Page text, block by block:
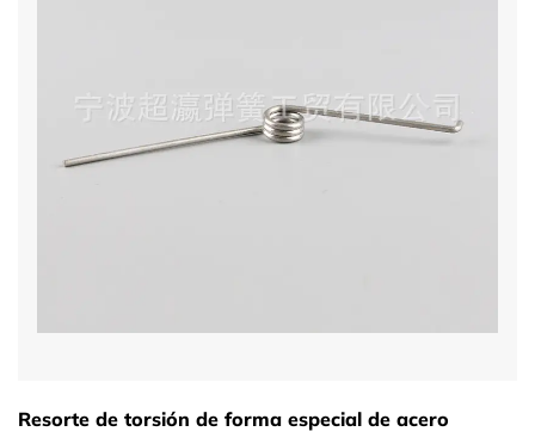
Resorte de torsión de forma especial de acero